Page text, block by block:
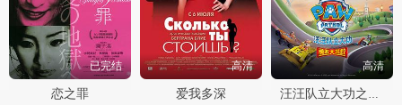
已完结
恋之罪
高清
爱我多深
高清
汪汪队立大功之勇敢大营救